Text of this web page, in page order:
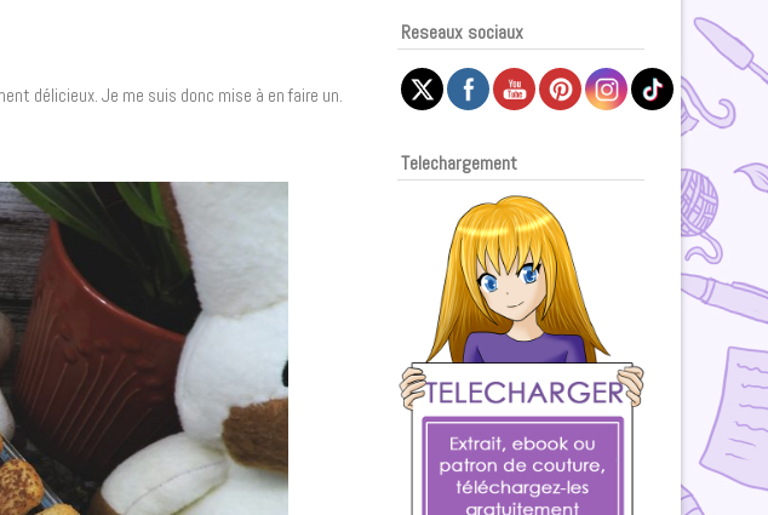
délicieux. Je me suis donc mise à en faire un.
Reseaux sociaux
Telechargement